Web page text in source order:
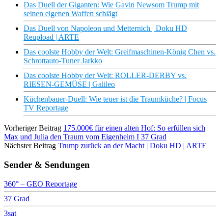
Das Duell der Giganten: Wie Gavin Newsom Trump mit
seinen eigenen Waffen schlägt
Das Duell von Napoleon und Metternich | Doku HD
Reupload | ARTE
Das coolste Hobby der Welt: Greifmaschinen-König Chen vs.
Schrottauto-Tuner Jarkko
Das coolste Hobby der Welt: ROLLER-DERBY vs.
RIESEN-GEMÜSE | Galileo
Küchenbauer-Duell: Wie teuer ist die Traumküche? | Focus
TV Reportage
Vorheriger Beitrag 175.000€ für einen alten Hof: So erfüllen sich
Max und Julia den Traum vom Eigenheim I 37 Grad
Nächster Beitrag Trump zurück an der Macht | Doku HD | ARTE
Sender & Sendungen
360° – GEO Reportage
37 Grad
3sat